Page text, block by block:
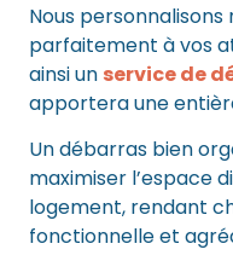
Nous
parfaitement à vos
ainsi un service de
apportera une
Un débarras bien
maximiser l’espace
logement, rendant
fonctionnelle et